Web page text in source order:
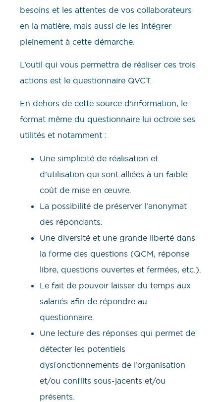
besoins et les attentes de vos collaborateurs
en la matière, mais aussi de les intégrer
pleinement à cette démarche.
L’outil qui vous permettra de réaliser ces trois
actions est le questionnaire QVCT.
En dehors de cette source d’information, le
format même du questionnaire lui octroie ses
utilités et notamment :
Une simplicité de réalisation et
d’utilisation qui sont alliées à un faible
coût de mise en œuvre.
La possibilité de préserver l’anonymat
des répondants.
Une diversité et une grande liberté dans
la forme des questions (QCM, réponse
libre, questions ouvertes et fermées, etc.).
Le fait de pouvoir laisser du temps aux
salariés afin de répondre au
questionnaire.
Une lecture des réponses qui permet de
détecter les potentiels
dysfonctionnements de l’organisation
et/ou conflits sous-jacents et/ou
présents.